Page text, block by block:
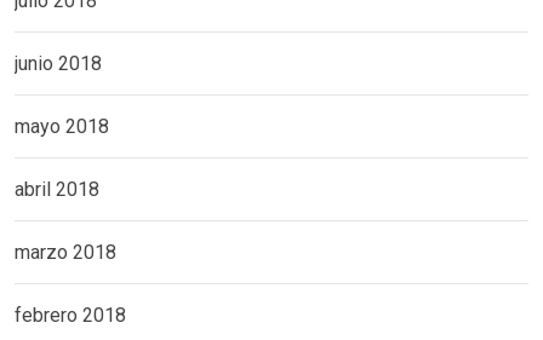
junio 2018
mayo 2018
abril 2018
marzo 2018
febrero 2018